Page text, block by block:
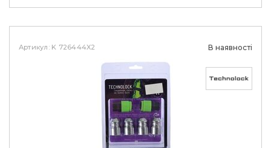
Артикул: K 726444X2 В наявності